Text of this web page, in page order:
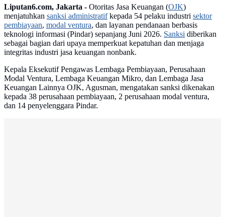
Liputan6.com, Jakarta - Otoritas Jasa Keuangan (OJK)
menjatuhkan sanksi administratifkepada 54 pelaku industri sektor
pembiayaan, modal ventura, dan layanan pendanaan berbasis
teknologi informasi (Pindar) sepanjang Juni 2026. Sanksi diberikan
sebagai bagian dari upaya memperkuat kepatuhan dan menjaga
integritas industri jasa keuangan nonbank.
Kepala Eksekutif Pengawas Lembaga Pembiayaan, Perusahaan
Modal Ventura, Lembaga Keuangan Mikro, dan Lembaga Jasa
Keuangan Lainnya OJK, Agusman, mengatakan sanksi dikenakan
kepada 38 perusahaan pembiayaan, 2 perusahaan modal ventura,
dan 14 penyelenggara Pindar.